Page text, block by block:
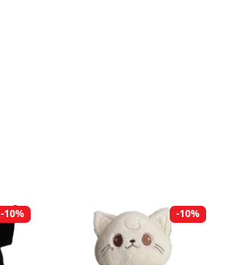
-10% -10%